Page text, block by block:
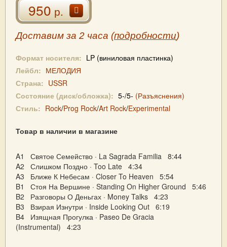
950р.
Доставим за 2 часа (подробности)
Формат носителя: LP (виниловая пластинка)
Лейбл: МЕЛОДИЯ
Страна: USSR
Состояние (диск/обложка): 5-/5- (Разъяснения)
Стиль: Rock/Prog Rock/Art Rock/Experimental
Товар в наличии в магазине
A1 Святое Семейство · La Sagrada Familia 8:44
A2 Слишком Поздно · Too Late 4:34
A3 Ближе К Небесам · Closer To Heaven 5:54
B1 Стоя На Вершине · Standing On Higher Ground 5:46
B2 Разговоры О Деньгах · Money Talks 4:23
B3 Взирая Изнутри · Inside Looking Out 6:19
B4 Изящная Прогулка · Paseo De Gracia
(Instrumental) 4:23